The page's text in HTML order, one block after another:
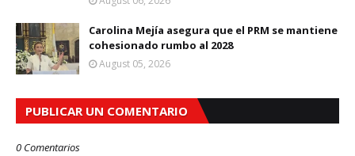
Carolina Mejía asegura que el PRM se mantiene
cohesionado rumbo al 2028
August 05, 2026
PUBLICAR UN COMENTARIO
0 Comentarios